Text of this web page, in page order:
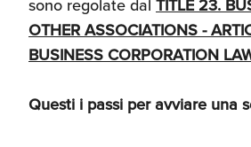
sono regolate dal TITLE 23.
OTHER ASSOCIATIONS -
BUSINESS CORPORATION
Questi i passi per avviare una